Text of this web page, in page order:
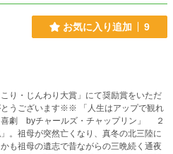
お気に入り追加 9
り・じんわり大賞」にて奨励賞をいただ
ます※※ 「人生はアップで観れ
劇 byチャールズ・チャップリン」 ２
。祖母が突然亡くなり、真冬の北三陸に
も祖母の遺志で昔ながらの三晩続く通夜